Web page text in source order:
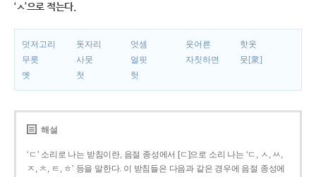
‘ㅅ’으로 적는다.
덧저고리 돗자리 엇셈 웃어른
핫옷
무릇
사뭇 얼핏 자칫하면
뭇[衆]
옛
첫 헛
해설
‘ㄷ’ 소리로 나는 받침이란, 음절 종성에서 [ㄷ]으로 소리 나는 ‘ㄷ, ㅅ, ㅆ,
ㅈ, ㅊ, ㅌ, ㅎ’ 등을 말한다. 이 받침들은 다음과 같은 경우에 음절 종성에